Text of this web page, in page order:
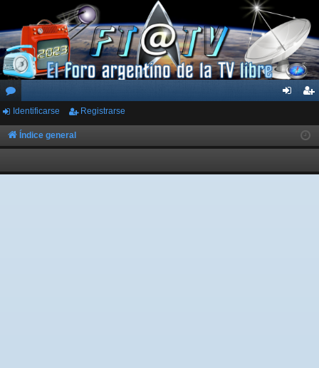
or
os
ar
ist
rs
Identificarse Registrarse
Índice general